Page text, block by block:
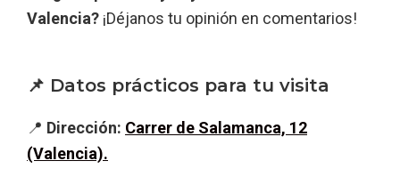
Valencia? ¡Déjanos tu opinión en comentarios!
📌 Datos prácticos para tu visita
📍 Dirección: Carrer de Salamanca, 12
(Valencia).